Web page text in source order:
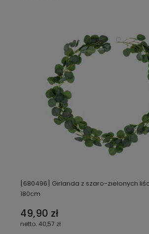
[680496] Girlanda z szaro-zielonych
180cm
49,90 zł
40,57 zł